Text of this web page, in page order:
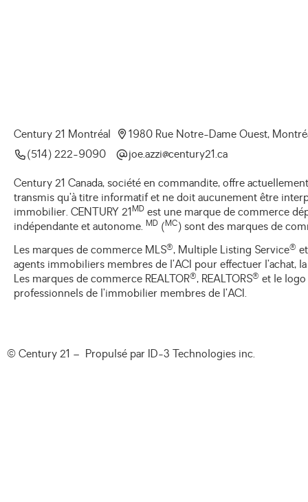
Century 21 Montréal
1980 Rue Notre-Dame Ouest,
(514) 222-9090
ac.12yrutnec@izza.eoj
Century 21 Canada, société en commandite, offre
transmis qu’à titre informatif et ne doit aucunement être
immobilier. CENTURY 21MD est une marque de commerce
indépendante et autonome. MD (MC) sont des marques de
Les marques de commerce MLS®, Multiple Listing Service®
agents immobiliers membres de l’ACI pour effectuer l’achat,
Les marques de commerce REALTOR®, REALTORS® et le logo
professionnels de l’immobilier membres de l’ACI.
© Century 21 – Propulsé par ID-3 Technologies inc.